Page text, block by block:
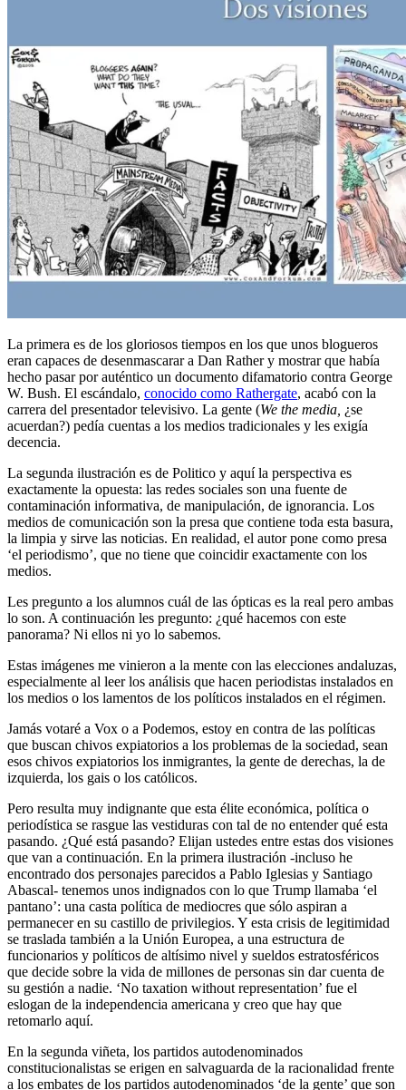
La primera es de los gloriosos tiempos en los que unos blogueros
eran capaces de desenmascarar a Dan Rather y mostrar que había
hecho pasar por auténtico un documento difamatorio contra George
W. Bush. El escándalo, conocido como Rathergate, acabó con la
carrera del presentador televisivo. La gente (We the media, ¿se
acuerdan?) pedía cuentas a los medios tradicionales y les exigía
decencia.
La segunda ilustración es de Politico y aquí la perspectiva es
exactamente la opuesta: las redes sociales son una fuente de
contaminación informativa, de manipulación, de ignorancia. Los
medios de comunicación son la presa que contiene toda esta basura,
la limpia y sirve las noticias. En realidad, el autor pone como presa
‘el periodismo’, que no tiene que coincidir exactamente con los
medios.
Les pregunto a los alumnos cuál de las ópticas es la real pero ambas
lo son. A continuación les pregunto: ¿qué hacemos con este
panorama? Ni ellos ni yo lo sabemos.
Estas imágenes me vinieron a la mente con las elecciones andaluzas,
especialmente al leer los análisis que hacen periodistas instalados en
los medios o los lamentos de los políticos instalados en el régimen.
Jamás votaré a Vox o a Podemos, estoy en contra de las políticas
que buscan chivos expiatorios a los problemas de la sociedad, sean
esos chivos expiatorios los inmigrantes, la gente de derechas, la de
izquierda, los gais o los católicos.
Pero resulta muy indignante que esta élite económica, política o
periodística se rasgue las vestiduras con tal de no entender qué esta
pasando. ¿Qué está pasando? Elijan ustedes entre estas dos visiones
que van a continuación. En la primera ilustración -incluso he
encontrado dos personajes parecidos a Pablo Iglesias y Santiago
Abascal- tenemos unos indignados con lo que Trump llamaba ‘el
pantano’: una casta política de mediocres que sólo aspiran a
permanecer en su castillo de privilegios. Y esta crisis de legitimidad
se traslada también a la Unión Europea, a una estructura de
funcionarios y políticos de altísimo nivel y sueldos estratosféricos
que decide sobre la vida de millones de personas sin dar cuenta de
su gestión a nadie. ‘No taxation without representation’ fue el
eslogan de la independencia americana y creo que hay que
retomarlo aquí.
En la segunda viñeta, los partidos autodenominados
constitucionalistas se erigen en salvaguarda de la racionalidad frente
a los embates de los partidos autodenominados ‘de la gente’ que son